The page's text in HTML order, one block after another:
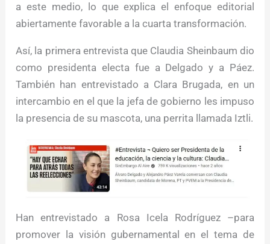
a este medio, lo que explica el enfoque editorial
abiertamente favorable a la cuarta transformación.
Así, la primera entrevista que Claudia Sheinbaum dio
como presidenta electa fue a Delgado y a Páez.
También han entrevistado a Clara Brugada, en un
intercambio en el que la jefa de gobierno les impuso
la presencia de su mascota, una perrita llamada Iztli.
Han entrevistado a Rosa Icela Rodríguez –para
promover la visión gubernamental en el tema de